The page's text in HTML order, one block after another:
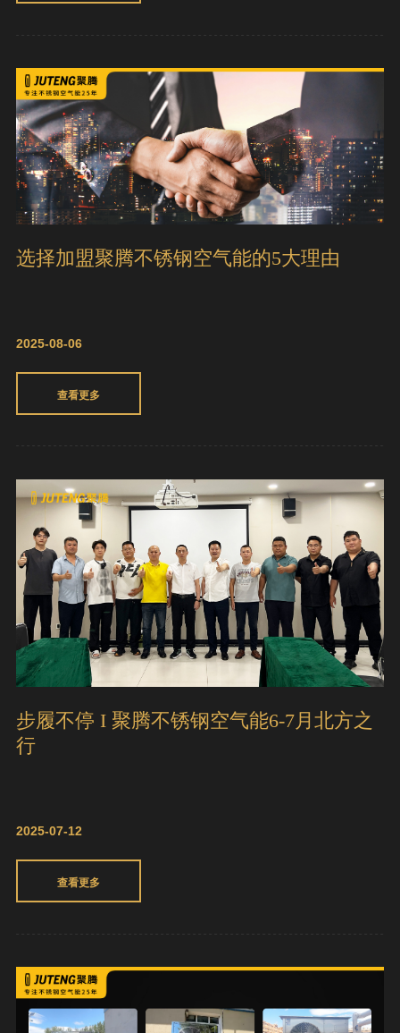
选择加盟聚腾不锈钢空气能的5大理由
2025-08-06
查看更多
步履不停 I 聚腾不锈钢空气能6-7月北方之
行
2025-07-12
查看更多